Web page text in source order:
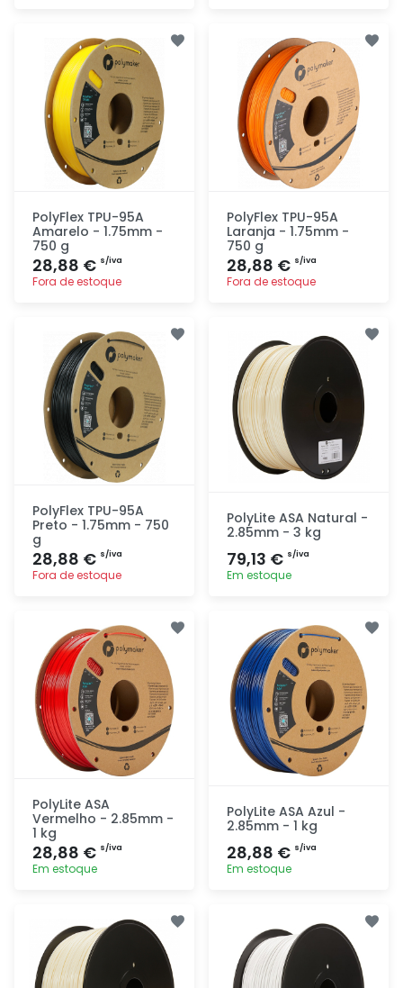
rapidamente
rapidamente
PolyFlex TPU-95A
Amarelo - 1.75mm -
750 g
28,88 € s/iva
Fora de estoque
rapidamente
PolyFlex TPU-95A
Laranja - 1.75mm -
750 g
28,88 € s/iva
Fora de estoque
rapidamente
PolyFlex TPU-95A
Preto - 1.75mm - 750
g
28,88 € s/iva
Fora de estoque
rapidamente
PolyLite ASA Natural -
2.85mm - 3 kg
79,13 € s/iva
Em estoque
rapidamente
PolyLite ASA
Vermelho - 2.85mm -
1 kg
28,88 € s/iva
Em estoque
rapidamente
PolyLite ASA Azul -
2.85mm - 1 kg
28,88 € s/iva
Em estoque
rapidamente